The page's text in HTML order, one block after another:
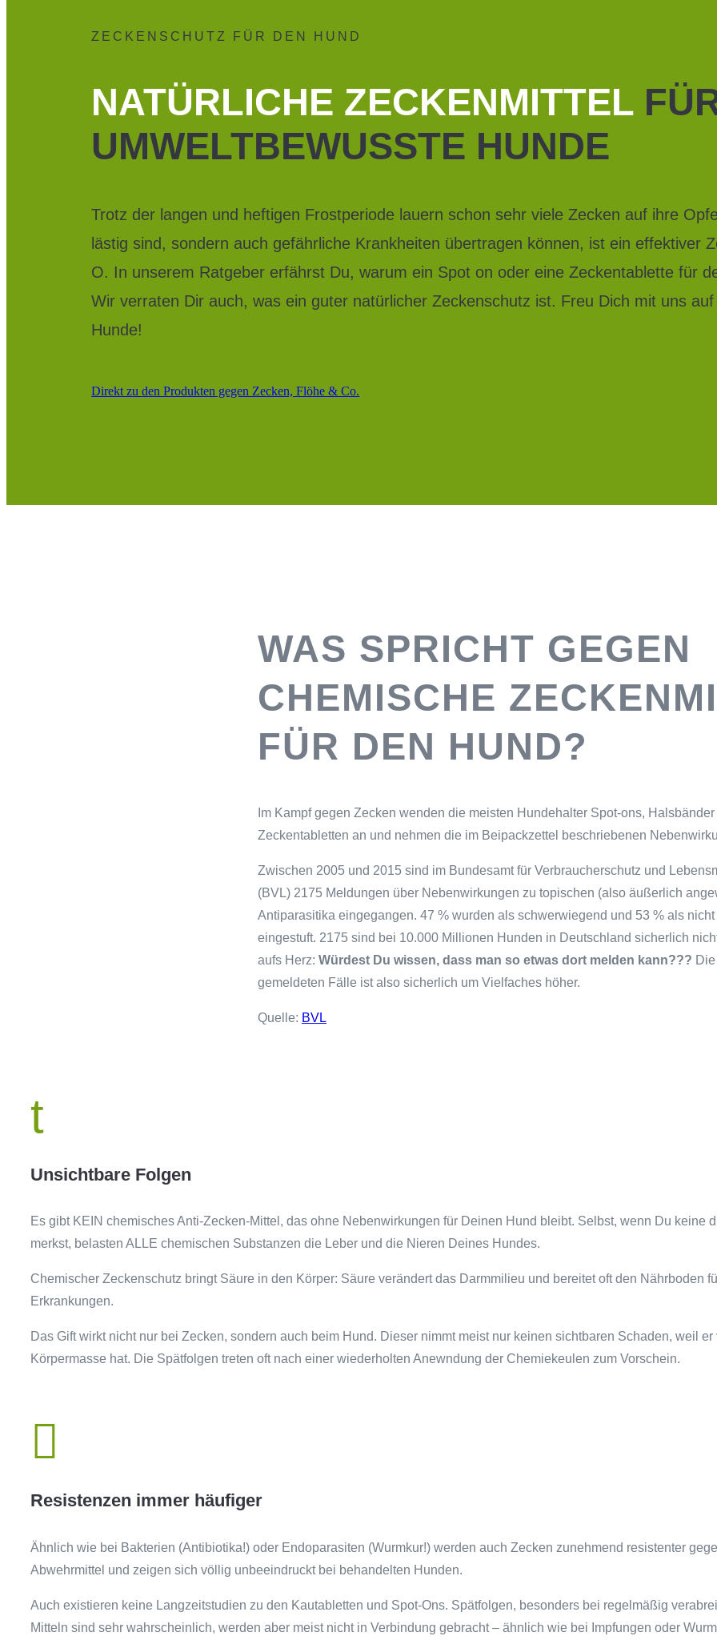
ZECKENSCHUTZ FÜR DEN HUND
NATÜRLICHE ZECKENMITTEL
UMWELTBEWUSSTE HUNDE
Trotz der langen und heftigen Frostperiode lauern schon sehr viele Zecken auf ihre
lästig sind, sondern auch gefährliche Krankheiten übertragen können, ist ein effektiver
O. In unserem Ratgeber erfährst Du, warum ein Spot on oder eine Zeckentablette für
Wir verraten Dir auch, was ein guter natürlicher Zeckenschutz ist. Freu Dich mit uns
Hunde!
Direkt zu den Produkten gegen Zecken, Flöhe & Co.
WAS SPRICHT GEGEN
CHEMISCHE
FÜR DEN HUND?
Im Kampf gegen Zecken wenden die meisten Hundehalter Spot-ons,
Zeckentabletten an und nehmen die im Beipackzettel beschriebenen
Zwischen 2005 und 2015 sind im Bundesamt für Verbraucherschutz und
(BVL) 2175 Meldungen über Nebenwirkungen zu topischen (also äußerlich
Antiparasitika eingegangen. 47 % wurden als schwerwiegend und 53 % als
eingestuft. 2175 sind bei 10.000 Millionen Hunden in Deutschland sicherlich
aufs Herz: Würdest Du wissen, dass man so etwas dort melden kann???
gemeldeten Fälle ist also sicherlich um Vielfaches höher.
Quelle: BVL
t
Unsichtbare Folgen
Es gibt KEIN chemisches Anti-Zecken-Mittel, das ohne Nebenwirkungen für Deinen Hund bleibt. Selbst, wenn Du keine
merkst, belasten ALLE chemischen Substanzen die Leber und die Nieren Deines Hundes.
Chemischer Zeckenschutz bringt Säure in den Körper: Säure verändert das Darmmilieu und bereitet oft den Nährboden
Erkrankungen.
Das Gift wirkt nicht nur bei Zecken, sondern auch beim Hund. Dieser nimmt meist nur keinen sichtbaren Schaden, weil er
Körpermasse hat. Die Spätfolgen treten oft nach einer wiederholten Anewndung der Chemiekeulen zum Vorschein.

Resistenzen immer häufiger
Ähnlich wie bei Bakterien (Antibiotika!) oder Endoparasiten (Wurmkur!) werden auch Zecken zunehmend resistenter
Abwehrmittel und zeigen sich völlig unbeeindruckt bei behandelten Hunden.
Auch existieren keine Langzeitstudien zu den Kautabletten und Spot-Ons. Spätfolgen, besonders bei regelmäßig
Mitteln sind sehr wahrscheinlich, werden aber meist nicht in Verbindung gebracht – ähnlich wie bei Impfungen oder